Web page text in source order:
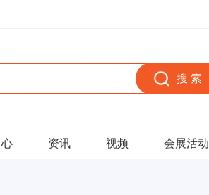
资讯 视频 会展活动